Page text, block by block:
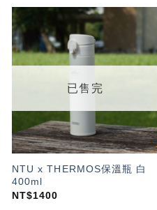
「願
望輕
已售完
NTU x THERMOS保溫瓶 白
400ml
NT$1400